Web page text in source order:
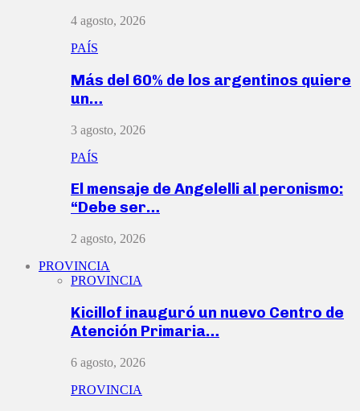
4 agosto, 2026
PAÍS
Más del 60% de los argentinos quiere
un…
3 agosto, 2026
PAÍS
El mensaje de Angelelli al peronismo:
“Debe ser…
2 agosto, 2026
PROVINCIA
PROVINCIA
Kicillof inauguró un nuevo Centro de
Atención Primaria…
6 agosto, 2026
PROVINCIA